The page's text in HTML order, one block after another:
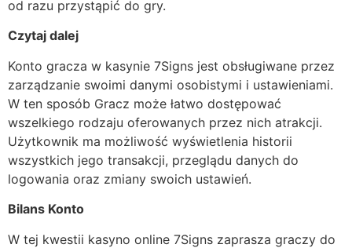
od razu przystąpić do gry.
Czytaj dalej
Konto gracza w kasynie 7Signs jest obsługiwane przez
zarządzanie swoimi danymi osobistymi i ustawieniami.
W ten sposób Gracz może łatwo dostępować
wszelkiego rodzaju oferowanych przez nich atrakcji.
Użytkownik ma możliwość wyświetlenia historii
wszystkich jego transakcji, przeglądu danych do
logowania oraz zmiany swoich ustawień.
Bilans Konto
W tej kwestii kasyno online 7Signs zaprasza graczy do